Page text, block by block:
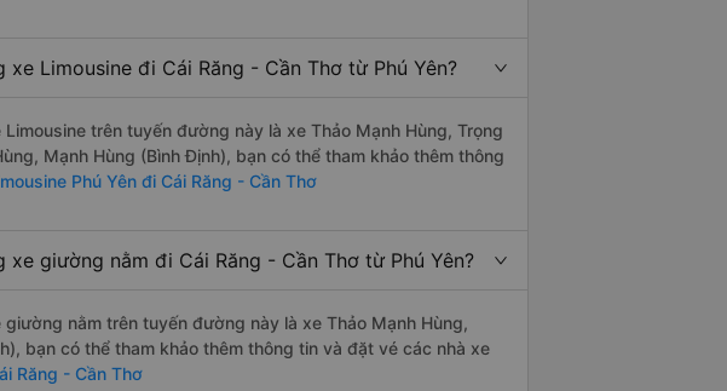
Limousine đi Cái Răng - Cần Thơ từ Phú Yên?
trên tuyến đường này là xe Thảo Mạnh Hùng, Trọng
Mạnh Hùng (Bình Định), bạn có thể tham khảo thêm thông
Phú Yên đi Cái Răng - Cần Thơ
giường nằm đi Cái Răng - Cần Thơ từ Phú Yên?
nằm trên tuyến đường này là xe Thảo Mạnh Hùng,
bạn có thể tham khảo thêm thông tin và đặt vé các nhà xe
Răng - Cần Thơ